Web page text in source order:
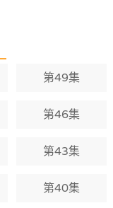
第49集
第46集
第43集
第40集